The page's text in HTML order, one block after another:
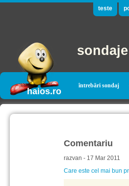
teste
haios.ro
întrebări sondaj
Comentariu
razvan - 17 Mar 2011
Care este cel mai bun